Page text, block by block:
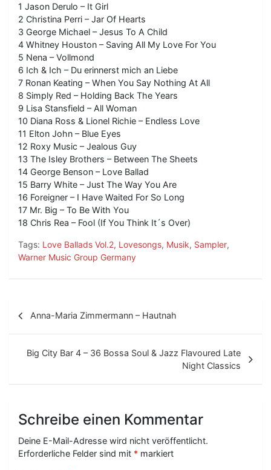
1 Jason Derulo – It Girl
2 Christina Perri – Jar Of Hearts
3 George Michael – Jesus To A Child
4 Whitney Houston – Saving All My Love For You
5 Nena – Vollmond
6 Ich & Ich – Du erinnerst mich an Liebe
7 Ronan Keating – When You Say Nothing At All
8 Simply Red – Holding Back The Years
9 Lisa Stansfield – All Woman
10 Diana Ross & Lionel Richie – Endless Love
11 Elton John – Blue Eyes
12 Roxy Music – Jealous Guy
13 The Isley Brothers – Between The Sheets
14 George Benson – Love Ballad
15 Barry White – Just The Way You Are
16 Foreigner – I Have Waited For So Long
17 Mr. Big – To Be With You
18 Chris Rea – Fool (If You Think It´s Over)
Tags: Love Ballads Vol.2, Lovesongs, Musik, Sampler,
Warner Music Group Germany
r
g
Anna-Maria Zimmermann – Hautnah
Big City Bar 4 – 36 Bossa Soul & Jazz Flavoured Late
Night Classics
Schreibe einen Kommentar
Deine E-Mail-Adresse wird nicht veröffentlicht.
Erforderliche Felder sind mit * markiert